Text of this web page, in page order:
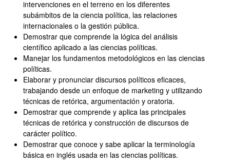
intervenciones en el terreno en los diferentes
subámbitos de la ciencia política, las relaciones
internacionales o la gestión pública.
Demostrar que comprende la lógica del análisis
científico aplicado a las ciencias políticas.
Manejar los fundamentos metodológicos en las ciencias
políticas.
Elaborar y pronunciar discursos políticos eficaces,
trabajando desde un enfoque de marketing y utilizando
técnicas de retórica, argumentación y oratoria.
Demostrar que comprende y aplica las principales
técnicas de retórica y construcción de discursos de
carácter político.
Demostrar que conoce y sabe aplicar la terminología
básica en inglés usada en las ciencias políticas.